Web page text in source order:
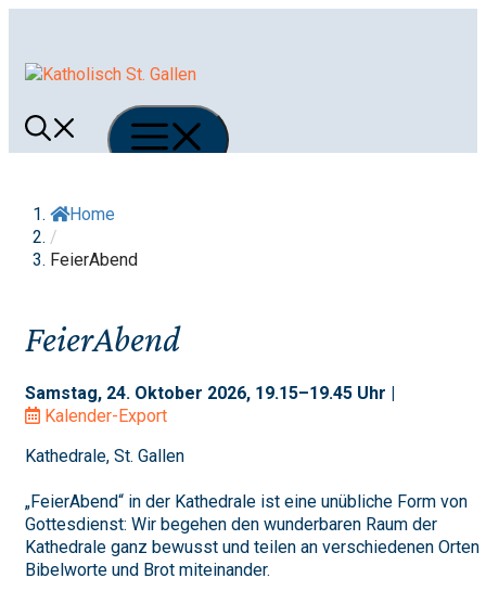
Inhalt
Menü
Home
/
FeierAbend
FeierAbend
Samstag, 24. Oktober 2026, 19.15–19.45 Uhr |
Kalender-Export
Kathedrale, St. Gallen
„FeierAbend“ in der Kathedrale ist eine unübliche Form von
Gottesdienst: Wir begehen den wunderbaren Raum der
Kathedrale ganz bewusst und teilen an verschiedenen Orten
Bibelworte und Brot miteinander.